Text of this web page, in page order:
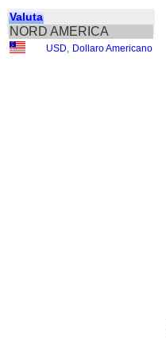
Valuta
NORD AMERICA
USD Dollaro Americano